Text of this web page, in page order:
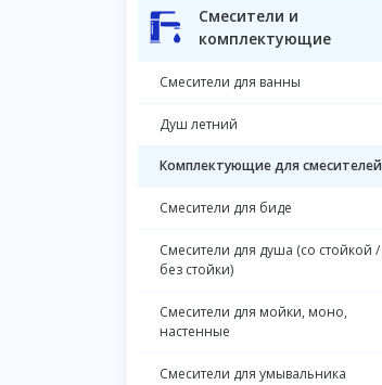
Смесители и
комплектующие
Cмесители для ванны
Душ летний
Комплектующие для смесителей
Смесители для биде
Смесители для душа (со стойкой /
без стойки)
Смесители для мойки, моно,
настенные
Смесители для умывальника